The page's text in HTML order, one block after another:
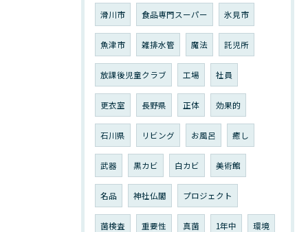
滑川市 食品専門スーパー 氷見市
魚津市 雑排水管 魔法 託児所
放課後児童クラブ 工場 社員
更衣室 長野県 正体 効果的
石川県 リビング お風呂 癒し
武器 黒カビ 白カビ 美術館
名品 神社仏閣 プロジェクト
菌検査 重要性 真菌 1年中 環境